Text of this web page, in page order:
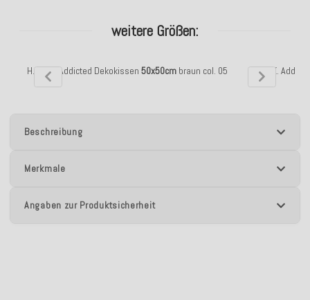
weitere Größen:
H.O.C.K. Addicted Dekokissen 50x50cmbraun col. 05 H.O.C.K.
Beschreibung
Merkmale
Angaben zur Produktsicherheit